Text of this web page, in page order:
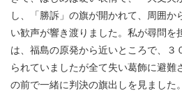
し、「勝訴」の旗が開かれて、周囲
い歓声が響き渡りました。私が尋問を
は、福島の原発から近いところで、３
られていましたが全て失い葛飾に避
の前で一緒に判決の旗出しを見ました